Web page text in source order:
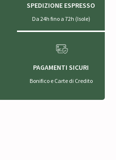
SPEDIZIONE ESPRESSO
Da 24h fino a 72h (Isole)
PAGAMENTI SICURI
Bonifico e Carte di Credito